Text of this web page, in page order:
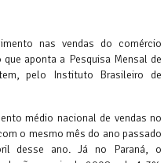
nas vendas do comércio
aponta a Pesquisa Mensal de
pelo Instituto Brasileiro de
médio nacional de vendas no
o mesmo mês do ano passado
desse ano. Já no Paraná, o